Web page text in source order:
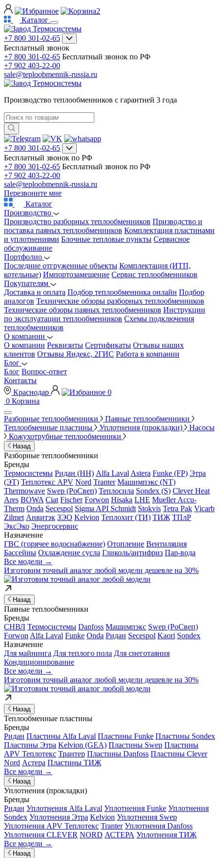
2
Каталог
+7 800 301-02-65
Бесплатный звонок
+7 800 301-02-65 Бесплатный звонок по РФ
+7 902 403-22-00
sale@teploobmennik-russia.ru
Производство теплообменников с гарантией 3 года
+7 800 301-02-65
Бесплатный звонок по РФ
+7 800 301-02-65 Бесплатный звонок по РФ
+7 902 403-22-00
sale@teploobmennik-russia.ru
Перезвоните мне
Каталог
Производство
Производство разборных теплообменников Призводство и
поставка паяных теплообменников Комплектация пластинами
и уплотнениями Блочные тепловые пункты Сервисное
обслуживание
Портфолио
Последние отгруженные объекты Комплектация (ИТП,
котельные) Импортозамещение Сервис теплообменников
Покупателям
Доставка и оплата Подбор теплообменника онлайн Подбор
аналогов Технические обзоры разборных теплообменников
Технические обзоры паяных теплообменников Инструкции
по эксплуатации теплообменников Схемы подключения
теплообменников
О компании
О компании Реквизиты Сертификаты Отзывы наших
клиентов Отзывы Яндекс, 2ГИС Работа в компании
Блог
Блог Вопрос-ответ
Контакты
Краснодар
0
0 Корзина
Разборные теплообменники
Паяные теплообменники
Теплообменные пластины
Уплотнения (прокладки)
Насосы
Кожухотрубные теплообменники
Назад
Разборные теплообменники
Бренды
Термосистемы Ридан (НН) Alfa Laval Astera Funke (FP) Этра
(ЭТ) Теплотекс APV Nord Tranter Машимпэкс (NT)
Thermowave Swep (РоСвеп) Теплосила Sondex (S) Clever Heat
Ares BOWA Ciat Fischer Forwon Hisaka LHE Mueller Accu-
Therm Onda Secespol Sigma API Schmidt Stokvis Tetra Pak Vicarb
Zilmet Анвитэк ЗЭО Kelvion Теплохит (ТИ) ТИЖ ТПлР
ЭксЭко Энергосервис
Назначение
ГВС (горячее водоснабжение) Отопление Вентиляция
Бассейны Охлаждение сусла Гликоль/антифриз Пар-вода
Все модели →
Изготовим точный аналог любой модели дешевле на 30%
Назад
Паяные теплообменники
Бренды
СНВЛ Термосистемы Danfoss Машимпэкс Swep (РоСвеп)
Forwon Alfa Laval Funke Onda Ридан Secespol Kaori Sondex
Назначение
Для майнинга Для теплого пола Для снеготаяния
Кондиционирование
Все модели →
Изготовим точный аналог любой модели дешевле на 30%
Назад
Теплообменные пластины
Бренды
Ридан Пластины Alfa Laval Пластины Funke Пластины Sondex
Пластины Этра Kelvion (GEA) Пластины Swep Пластины
APV Теплотекс Трантер Пластины Danfoss Пластины Clever
Nord Астера Пластины ТИЖ
Все модели →
Назад
Уплотнения (прокладки)
Бренды
Ридан Уплотнения Alfa Laval Уплотнения Funke Уплотнения
Sondex Уплотнения Этра Kelvion Уплотнения Swep
Уплотнения APV Теплотекс Tranter Уплотнения Danfoss
Уплотнения CLEVER NORD АСТЕРА Уплотнения ТИЖ
Все модели →
Назад